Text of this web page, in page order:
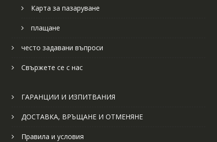
Карта за пазаруване
плащане
често задавани въпроси
Свържете се с нас
ГАРАНЦИИ И ИЗПИТВАНИЯ
ДОСТАВКА, ВРЪЩАНЕ И ОТМЕНЯНЕ
Правила и условия